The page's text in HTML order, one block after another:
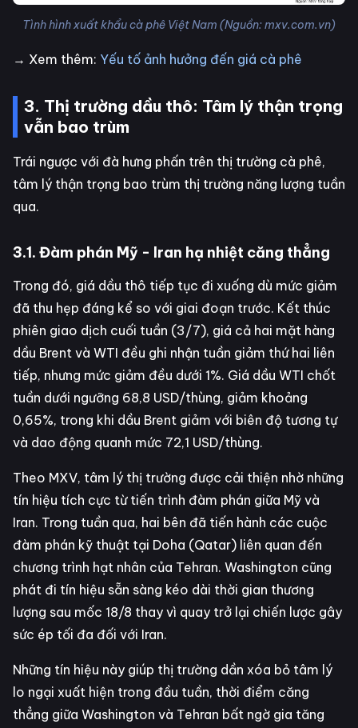
Tình hình xuất khẩu cà phê Việt Nam (Nguồn: mxv.com.vn)
→ Xem thêm: Yếu tố ảnh hưởng đến giá cà phê
3. Thị trường dầu thô: Tâm lý thận trọng
vẫn bao trùm
Trái ngược với đà hưng phấn trên thị trường cà phê,
tâm lý thận trọng bao trùm thị trường năng lượng tuần
qua.
3.1. Đàm phán Mỹ - Iran hạ nhiệt căng thẳng
Trong đó, giá dầu thô tiếp tục đi xuống dù mức giảm
đã thu hẹp đáng kể so với giai đoạn trước. Kết thúc
phiên giao dịch cuối tuần (3/7), giá cả hai mặt hàng
dầu Brent và WTI đều ghi nhận tuần giảm thứ hai liên
tiếp, nhưng mức giảm đều dưới 1%. Giá dầu WTI chốt
tuần dưới ngưỡng 68,8 USD/thùng, giảm khoảng
0,65%, trong khi dầu Brent giảm với biên độ tương tự
và dao động quanh mức 72,1 USD/thùng.
Theo MXV, tâm lý thị trường được cải thiện nhờ những
tín hiệu tích cực từ tiến trình đàm phán giữa Mỹ và
Iran. Trong tuần qua, hai bên đã tiến hành các cuộc
đàm phán kỹ thuật tại Doha (Qatar) liên quan đến
chương trình hạt nhân của Tehran. Washington cũng
phát đi tín hiệu sẵn sàng kéo dài thời gian thương
lượng sau mốc 18/8 thay vì quay trở lại chiến lược gây
sức ép tối đa đối với Iran.
Những tín hiệu này giúp thị trường dần xóa bỏ tâm lý
lo ngại xuất hiện trong đầu tuần, thời điểm căng
thẳng giữa Washington và Tehran bất ngờ gia tăng